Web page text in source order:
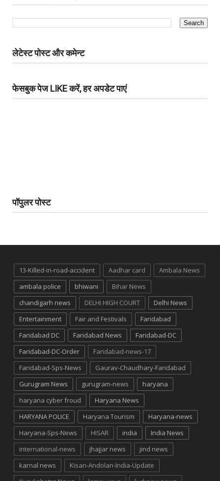
लेटेस्ट पोस्ट और कमेन्ट
फेसबुक पेज LIKE करें, हर अपडेट पाएं
पॉपुलर पोस्ट
13-Killed-in-road-accident Aadhar card
Ambala News
ambala police
bhiwani
Bihar News
chandigarh news
DELHI HIGH COURT
Delhi News
Entertainment
Fair and Festivals
Faridabad
Faridabad DC
Faridabad News
Faridabad-DC
Faridabad-DC-Order
Faridabad-news-17
Faridabad-Sps-News
Gaurav-Chaudhary-Faridabad
Gurugram News
gurugram-news
haryana
haryana cyber froud
Haryana News
HARYANA POLICE
Haryana Tourism
Haryana-news
Haryana-Sps-News
HISAR india
India News
international-news
jhajjar news
jind news
karnal news
Kisan-Andolan-India-Update